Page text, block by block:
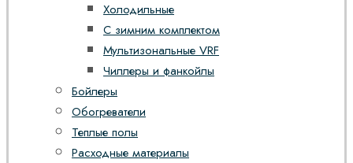
Холодильные
С зимним комплектом
Мультизональные VRF
Чиллеры и фанкойлы
Бойлеры
Обогреватели
Теплые полы
Расходные материалы